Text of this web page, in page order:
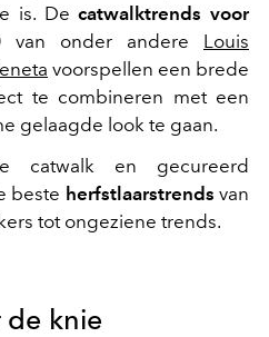
is. Decatwalktrends voor
van onder andere Louis
voorspellen een brede
te combineren met een
gelaagde look te gaan.
catwalk en gecureerd
beste herfstlaarstrends van
tot ongeziene trends.
de knie